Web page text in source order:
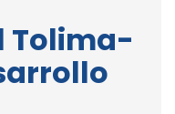
Tolima-